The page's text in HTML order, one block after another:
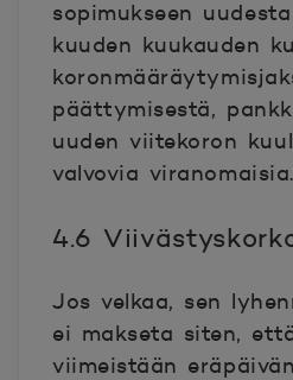
sopimukseen
kuuden kuukauden
päättymisestä,
uuden viitekoron
valvovia viranomaisia.
4.6
Jos velkaa, sen
ei makseta siten,
viimeistään